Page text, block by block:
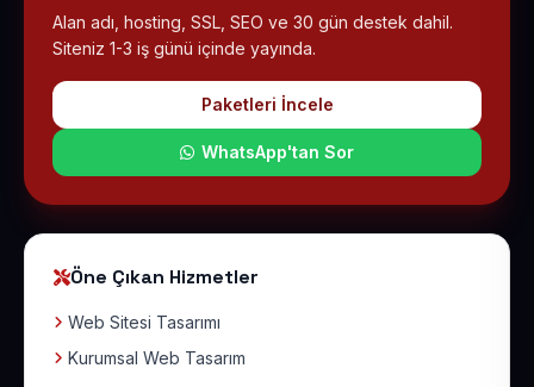
Alan adı, hosting, SSL, SEO ve 30 gün destek dahil.
Siteniz 1-3 iş günü içinde yayında.
Paketleri İncele
WhatsApp'tan Sor
Öne Çıkan Hizmetler
Web Sitesi Tasarımı
Kurumsal Web Tasarım